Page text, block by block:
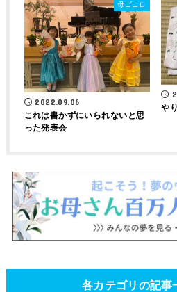
母ゴコロ
2022.09.06
これは書かずにいられないと思
った発表会
や
各カテゴリの記事